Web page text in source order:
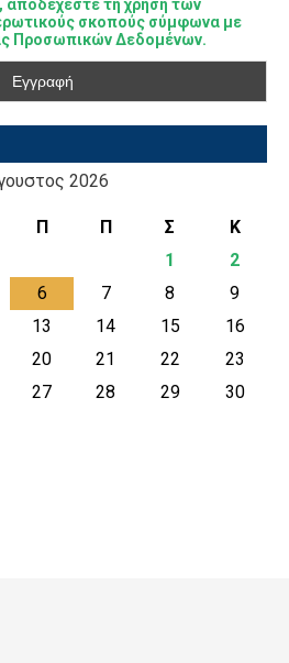
τη χρήση των
σκοπούς σύμφωνα με
Προσωπικών Δεδομένων.
2026
Π Π Σ
Κ
1
2
6 7 8
9
13 14 15
16
20 21 22
23
27 28 29
30